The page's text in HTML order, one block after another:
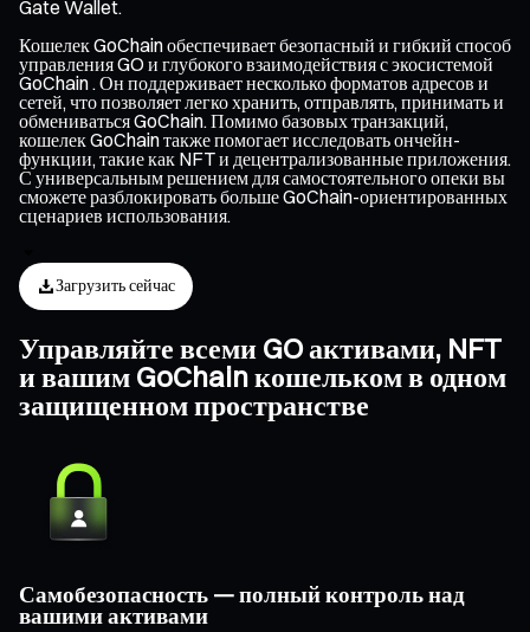
Gate Wallet.
Кошелек GoChain обеспечивает безопасный и гибкий способ
управления GO и глубокого взаимодействия с экосистемой
GoChain . Он поддерживает несколько форматов адресов и
сетей, что позволяет легко хранить, отправлять, принимать и
обмениваться GoChain. Помимо базовых транзакций,
кошелек GoChain также помогает исследовать ончейн-
функции, такие как NFT и децентрализованные приложения.
С универсальным решением для самостоятельного опеки вы
сможете разблокировать больше GoChain-ориентированных
сценариев использования.
Загрузить сейчас
Управляйте всеми GO активами, NFT
и вашим GoChain кошельком в одном
защищенном пространстве
Самобезопасность — полный контроль над
вашими активами